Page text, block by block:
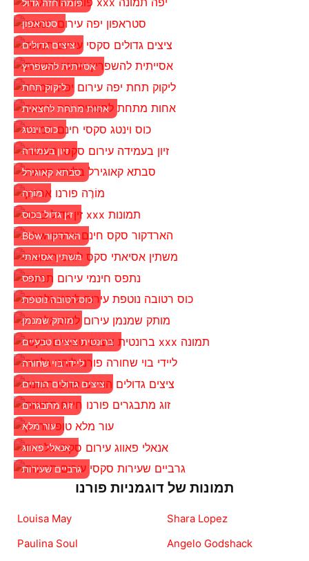
סטראפון
ציצים גדולים
אסייתית להשפריץ
ליקוק תחת
אחות מתחת לחצאית
כוס וינטג
זיון בעמידה
סבתא קאוגירל
מוֹרֶה
זין גדול בכוס
Bbw הארדקור
משתין אסיאתי
נתפס
כוס רטובה נוטפת
מותק שמנמן
ברונטית ציצים טבעיים
ליידי בוי שחורה
ציצים גדולים הודיים
זוג מתבגרים
עור מלא
אנאלי פאווג
גרביים שעירות
תמונות של דוגמניות פורנו
Louisa May
Paulina Soul
Shara Lopez
Angelo Godshack